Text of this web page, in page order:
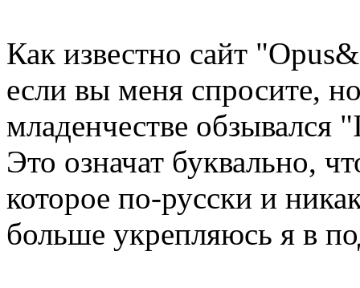
Как известно сайт
если вы меня спросите,
младенчестве
Это означат буквально,
которое по-русски и
больше укрепляюсь я в